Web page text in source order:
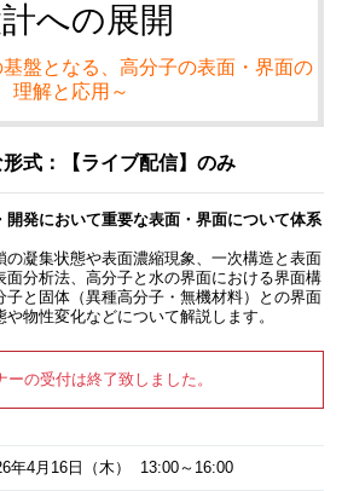
への展開
盤となる、高分子の表面・界面の
理解と応用～
式：【ライブ配信】のみ
開発において重要な表面・界面について体系
の凝集状態や表面濃縮現象、一次構造と表面
面分析法、高分子と水の界面における界面構
と固体（異種高分子・無機材料）との界面
物性変化などについて解説します。
ーの受付は終了致しました。
年4月16日 （木） 13:00～16:00